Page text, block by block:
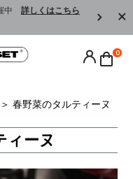
中 詳しくはこちら 令和8年
0
＞ 春野菜のタルティーヌ
ィーヌ